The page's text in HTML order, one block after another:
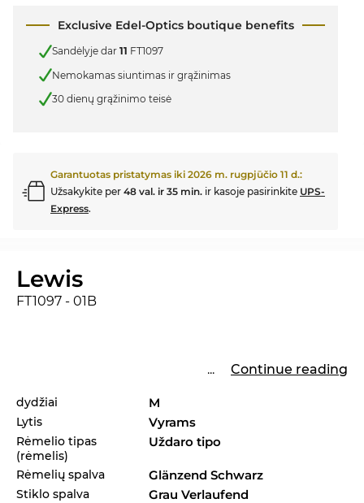
Exclusive Edel-Optics boutique benefits
Sandėlyje dar 11 FT1097
Nemokamas siuntimas ir grąžinimas
30 dienų grąžinimo teisė
Garantuotas pristatymas iki 2026 m. rugpjūčio 11 d.:
Užsakykite per 48 val. ir 35 min. ir kasoje pasirinkite UPS-
Express.
Lewis
FT1097 - 01B
... Continue reading
dydžiai M
Lytis Vyrams
Rėmelio tipas
(rėmelis)
Uždaro tipo
Rėmelių spalva Glänzend Schwarz
Stiklo spalva Grau Verlaufend